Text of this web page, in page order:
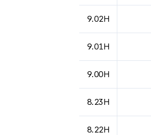
9.02H
9.01H
9.00H
8.23H
8.22H